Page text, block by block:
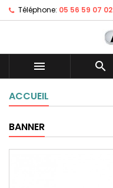
Téléphone: 05 56 59 07 02
 
ACCUEIL
BANNER